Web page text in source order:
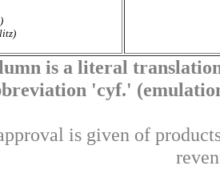
is a literal
'cyf.'
is given of